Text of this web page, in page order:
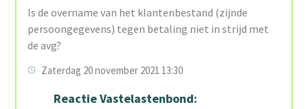
Is de overname van het klantenbestand (zijnde
persoongegevens) tegen betaling niet in strijd met
de avg?
Zaterdag 20 november 2021 13:30
Reactie Vastelastenbond: